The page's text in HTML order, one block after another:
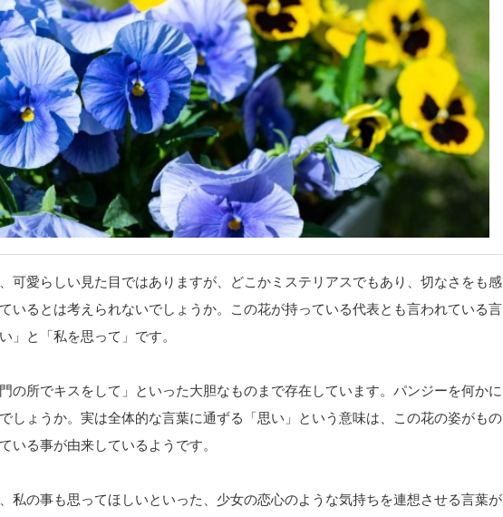
可愛らしい見た目ではありますが、どこかミステリアスでもあり、切なさをも感
いるとは考えられないでしょうか。この花が持っている代表とも言われている言
」と「私を思って」です。
の所でキスをして」といった大胆なものまで存在しています。パンジーを何かに
しょうか。実は全体的な言葉に通ずる「思い」という意味は、この花の姿がもの
いる事が由来しているようです。
私の事も思ってほしいといった、少女の恋心のような気持ちを連想させる言葉が